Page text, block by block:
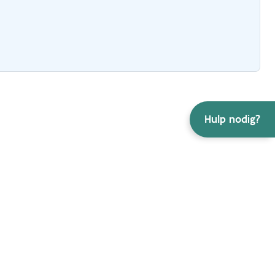
Hulp nodig?